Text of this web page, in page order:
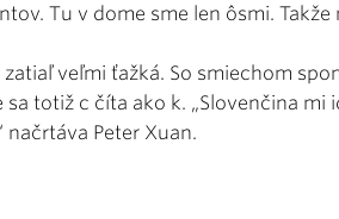
Tu v dome sme len ôsmi. Takže
veľmi ťažká. So smiechom
sa totiž c číta ako k. „Slovenčina mi
načrtáva Peter Xuan.